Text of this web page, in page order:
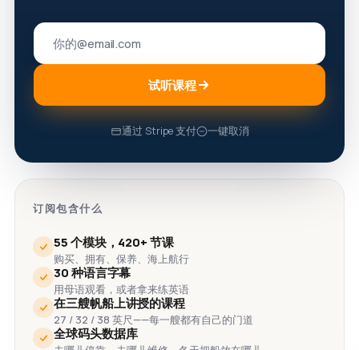
试听课程
通过 Stripe 支付 一键取消
订阅包含什么
55 个模块，420+ 节课
购买、拥有、保养、海上航行
30 种语言字幕
用母语观看，或者拿来练英语
在三艘帆船上讲授的课程
27 / 32 / 38 英尺——每一艘都有自己的门道
全球码头数据库